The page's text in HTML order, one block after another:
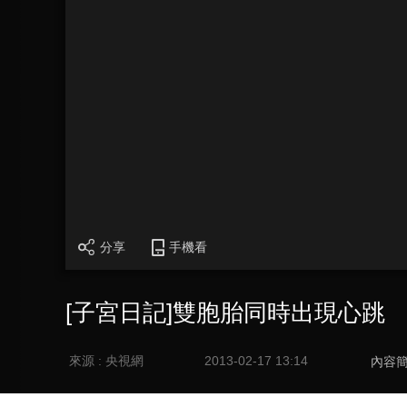
分享 手機看
[子宮日記]雙胞胎同時出現心跳
來源 : 央視網 2013-02-17 13:14 內容